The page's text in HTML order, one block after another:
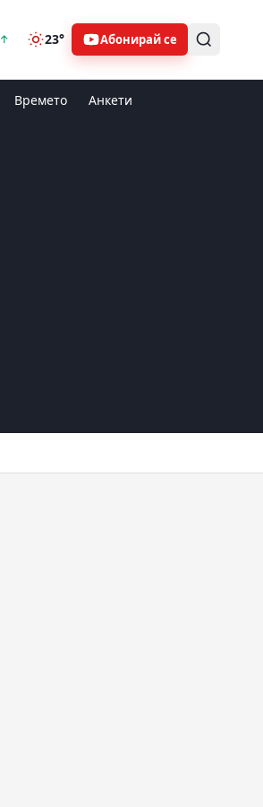
↑ 23° Абонирай се
Времето Анкети